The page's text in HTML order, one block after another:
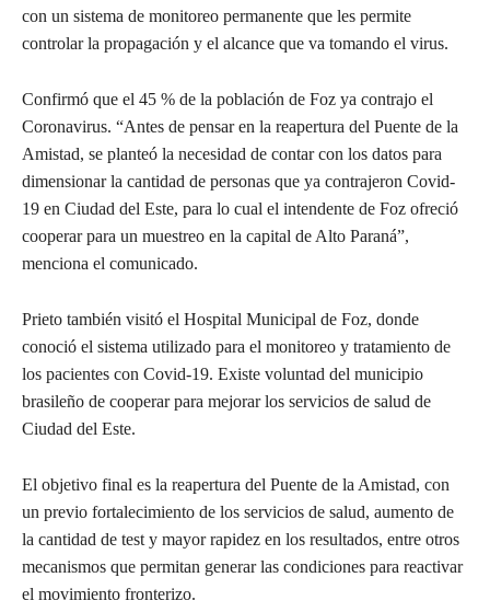
con un sistema de monitoreo permanente que les permite
controlar la propagación y el alcance que va tomando el virus.
Confirmó que el 45 % de la población de Foz ya contrajo el
Coronavirus. “Antes de pensar en la reapertura del Puente de la
Amistad, se planteó la necesidad de contar con los datos para
dimensionar la cantidad de personas que ya contrajeron Covid-
19 en Ciudad del Este, para lo cual el intendente de Foz ofreció
cooperar para un muestreo en la capital de Alto Paraná”,
menciona el comunicado.
Prieto también visitó el Hospital Municipal de Foz, donde
conoció el sistema utilizado para el monitoreo y tratamiento de
los pacientes con Covid-19. Existe voluntad del municipio
brasileño de cooperar para mejorar los servicios de salud de
Ciudad del Este.
El objetivo final es la reapertura del Puente de la Amistad, con
un previo fortalecimiento de los servicios de salud, aumento de
la cantidad de test y mayor rapidez en los resultados, entre otros
mecanismos que permitan generar las condiciones para reactivar
el movimiento fronterizo.